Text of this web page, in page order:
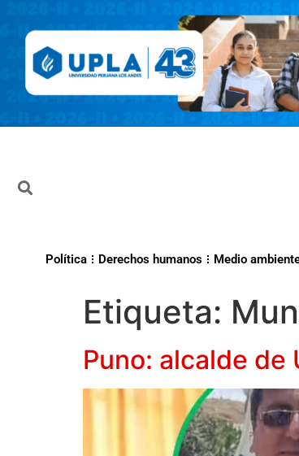
Política Derechos humanos Medio
Etiqueta:
Puno: alcalde